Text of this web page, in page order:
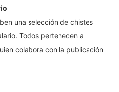
una selección de chistes
Todos pertenecen a
colabora con la publicación